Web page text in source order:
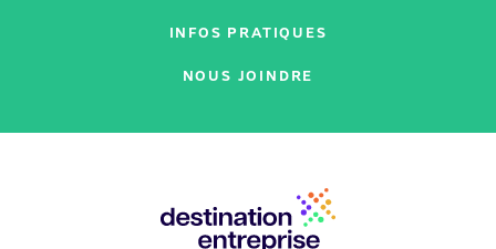
INFOS PRATIQUES
NOUS JOINDRE
partenaires
: